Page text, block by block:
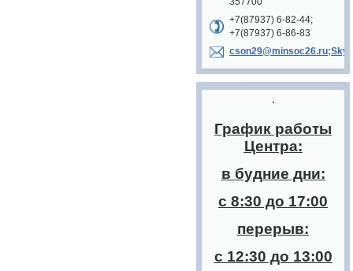
+7(87937) 6-82-44;
+7(87937) 6-86-83
График работы
Центра:
в будние дни:
с 8:30 до 17:00
перерыв:
с 12:30 до 13:00